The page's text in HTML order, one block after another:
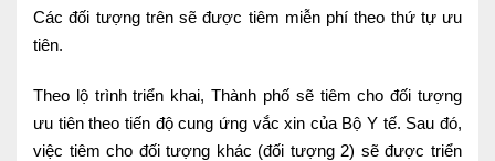
Dịch vụ Y tế Cơ quan – MEDI-OFFICE
Các đối tượng trên sẽ được tiêm miễn phí theo thứ tự ưu
tiên.
Theo lộ trình triển khai, Thành phố sẽ tiêm cho đối tượng
ưu tiên theo tiến độ cung ứng vắc xin của Bộ Y tế. Sau đó,
việc tiêm cho đối tượng khác (đối tượng 2) sẽ được triển